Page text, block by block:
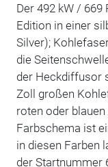
Der 492 kW / 669
Edition in einer
Silver);
die
der Heckdiffusor
Zoll großen
roten oder
Farbschema ist
in diesen Farben
der Startnummer